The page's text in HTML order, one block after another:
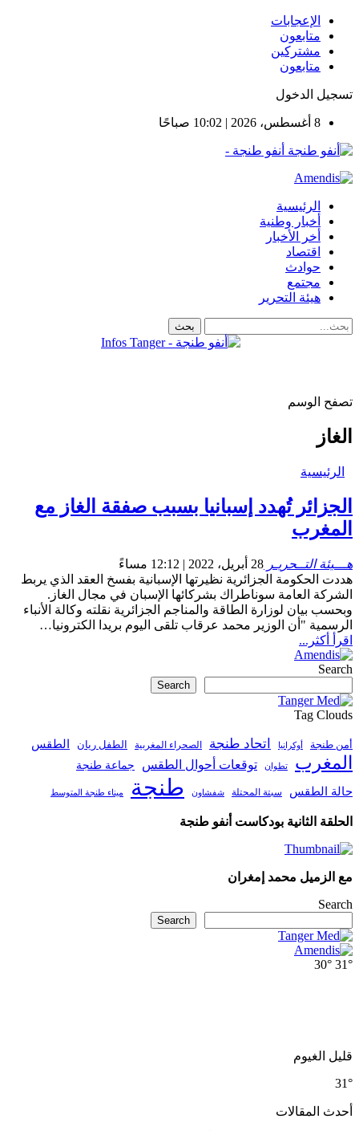
الإعجابات
متابعون
مشتركين
متابعون
تسجيل الدخول
8 أغسطس، 2026 | 10:02 صباحًا
أنفو طنجة -
الرئيسية
أخبار وطنية
أخر الأخبار
اقتصاد
حوادث
مجتمع
هيئة التحرير
تصفح الوسم
الغاز
الرئيسية
الجزائر تُهدد إسبانيا بسبب صفقة الغاز مع
المغرب
هـــيئة التــحريـر 28 أبريل، 2022 | 12:12 مساءً
هددت الحكومة الجزائرية نظيرتها الإسبانية بفسخ العقد الذي يربط
الشركة العامة سوناطراك بشركائها الإسبان في مجال الغاز.
وبحسب بيان لوزارة الطاقة والمناجم الجزائرية نقلته وكالة الأنباء
الرسمية "أن الوزير محمد عرقاب تلقى اليوم بريدا الكترونيا…
اقرأ أكثر...
Search
Search
Tag Clouds
أمن طنجة أوكرانيا اتحاد طنجة الصحراء المغربية الطفل ريان الطقس
المغرب تطوان توقعات أحوال الطقس جماعة طنجة
حالة الطقس سبتة المحتلة شفشاون طنجة ميناء طنجة المتوسط
الحلقة الثانية بودكاست أنفو طنجة
مع الزميل محمد إمغران
Search
Search
31°
30°
قليل الغيوم
31°
أحدث المقالات